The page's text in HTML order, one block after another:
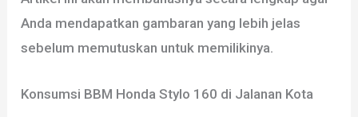
Anda mendapatkan gambaran yang lebih jelas
sebelum memutuskan untuk memilikinya.
Konsumsi BBM Honda Stylo 160 di Jalanan Kota